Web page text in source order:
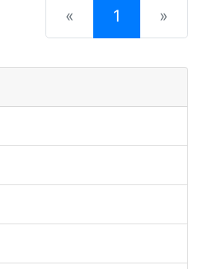
« 1 (current)
»